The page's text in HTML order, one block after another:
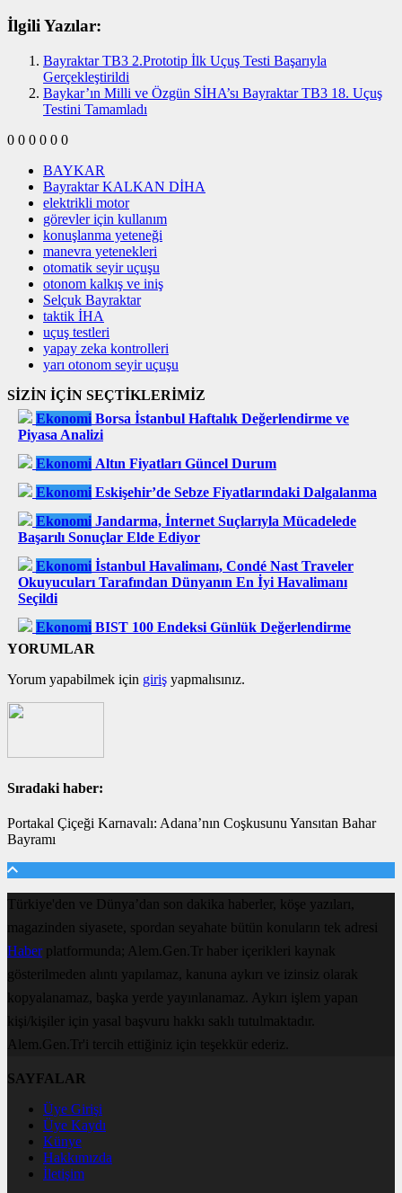
İlgili Yazılar:
Bayraktar TB3 2.Prototip İlk Uçuş Testi Başarıyla
Gerçekleştirildi
Baykar’ın Milli ve Özgün SİHA’sı Bayraktar TB3 18. Uçuş
Testini Tamamladı
0 0 0 0 0 0
BAYKAR
Bayraktar KALKAN DİHA
elektrikli motor
görevler için kullanım
konuşlanma yeteneği
manevra yetenekleri
otomatik seyir uçuşu
otonom kalkış ve iniş
Selçuk Bayraktar
taktik İHA
uçuş testleri
yapay zeka kontrolleri
yarı otonom seyir uçuşu
SİZİN İÇİN SEÇTİKLERİMİZ
Ekonomi Borsa İstanbul Haftalık Değerlendirme ve
Piyasa Analizi
Ekonomi Altın Fiyatları Güncel Durum
Ekonomi Eskişehir’de Sebze Fiyatlarındaki Dalgalanma
Ekonomi Jandarma, İnternet Suçlarıyla Mücadelede
Başarılı Sonuçlar Elde Ediyor
Ekonomi İstanbul Havalimanı, Condé Nast Traveler
Okuyucuları Tarafından Dünyanın En İyi Havalimanı
Seçildi
Ekonomi BIST 100 Endeksi Günlük Değerlendirme
YORUMLAR
Yorum yapabilmek için giriş yapmalısınız.
Sıradaki haber:
Portakal Çiçeği Karnavalı: Adana’nın Coşkusunu Yansıtan Bahar
Bayramı
Türkiye'den ve Dünya’dan son dakika haberler, köşe yazıları,
magazinden siyasete, spordan seyahate bütün konuların tek adresi
Haberplatformunda; Alem.Gen.Tr haber içerikleri kaynak
gösterilmeden alıntı yapılamaz, kanuna aykırı ve izinsiz olarak
kopyalanamaz, başka yerde yayınlanamaz. Aykırı işlem yapan
kişi/kişiler için yasal başvuru hakkı saklı tutulmaktadır.
Alem.Gen.Tr'i tercih ettiğiniz için teşekkür ederiz.
SAYFALAR
Üye Girişi
Üye Kaydı
Künye
Hakkımızda
İletişim